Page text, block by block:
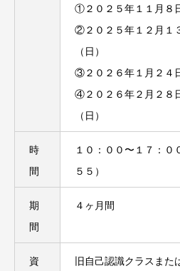
①２０２５年１１月８
②２０２５年１２月１
（日）
③２０２６年１月２４
④２０２６年２月２８
（日）
時
間
１０：００〜１７：０
５５）
期
間
４ヶ月間
資
旧自己認識クラスまた